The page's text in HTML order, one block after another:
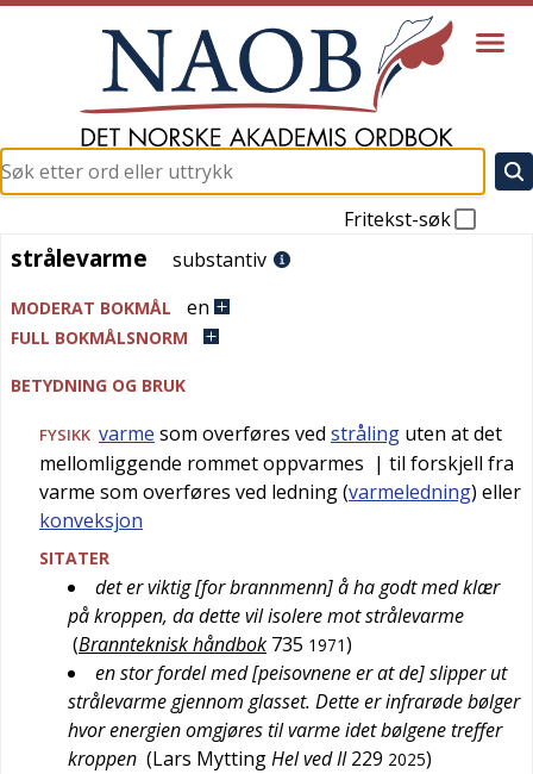
Fritekst-søk
strålevarme
strålevarme substantiv
MODERAT BOKMÅL en
FULL BOKMÅLSNORM
BETYDNING OG BRUK
FYSIKK varme som overføres ved stråling uten at det
mellomliggende rommet oppvarmes | til forskjell fra
varme som overføres ved ledning (varmeledning) eller
konveksjon
SITATER
det er viktig [for brannmenn] å ha godt med klær
på kroppen, da dette vil isolere mot strålevarme
(Brannteknisk håndbok 735 1971)
en stor fordel med [peisovnene er at de] slipper ut
strålevarme gjennom glasset. Dette er infrarøde bølger
hvor energien omgjøres til varme idet bølgene treffer
kroppen (Lars MyttingHel ved II 229 2025)